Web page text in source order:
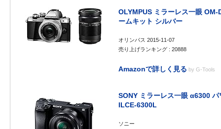
OLYMPUS ミラーレス一眼
ームキット シルバー
オリンパス 2015-11-07
売り上げランキング : 20888
Amazonで詳しく見る by G-Tools
SONY ミラーレス一眼 α6300
ILCE-6300L
ソニー